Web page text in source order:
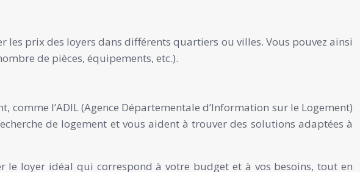
les prix des loyers dans différents quartiers ou villes. Vous pouvez ainsi
de pièces, équipements, etc.).
l’ADIL (Agence Départementale d’Information sur le Logement)
de logement et vous aident à trouver des solutions adaptées à
loyer idéal qui correspond à votre budget et à vos besoins, tout en